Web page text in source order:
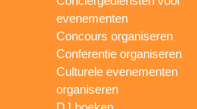
evenementen
Concours organiseren
Conferentie organiseren
Culturele evenementen
organiseren